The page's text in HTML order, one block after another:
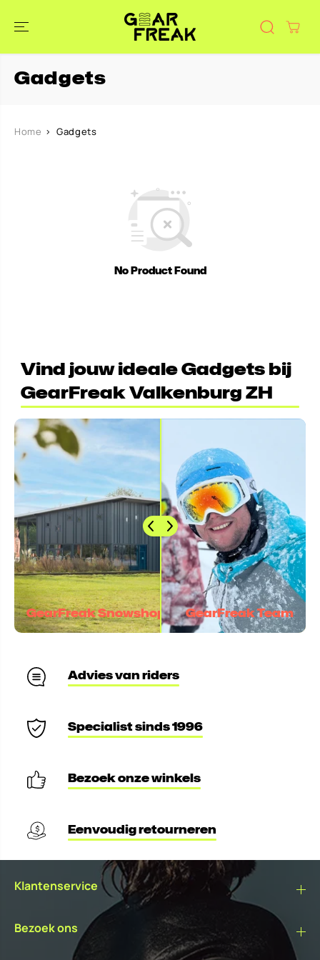
ARTIKEL
Gadgets
Home Gadgets
No Product Found
Vind jouw ideale Gadgets bij
GearFreak Valkenburg ZH
GearFreak Snowshop GearFreak Team
Advies van riders
Specialist sinds 1996
Bezoek onze winkels
Eenvoudig retourneren
Klantenservice
Bezoek ons